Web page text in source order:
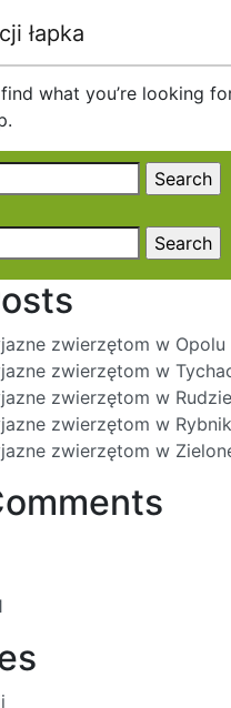
Found
what you’re looking
zwierzętom w Opolu
zwierzętom w
zwierzętom w
zwierzętom w
zwierzętom w